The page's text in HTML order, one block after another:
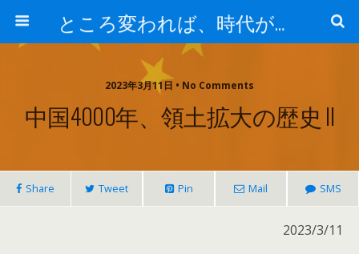
ところ変われば、時代が違えば
2023年3月11日 • No Comments
中国4000年、領土拡大の歴史 II
Share Tweet Pin Mail SMS
2023/3/11